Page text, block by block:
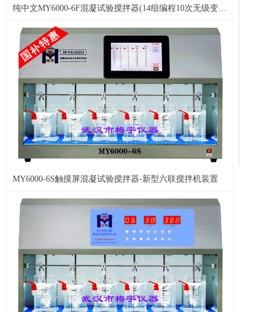
纯中文MY6000-6F混凝试验搅拌器(14组编程10次无级变
MY6000-6S触摸屏混凝试验搅拌器-新型六联搅拌机装置